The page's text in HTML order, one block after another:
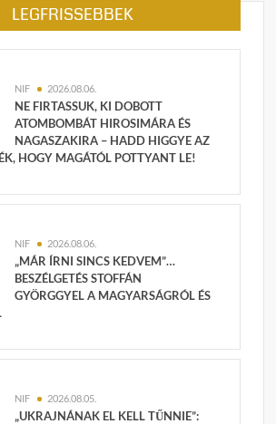
LEGFRISSEBBEK
NIF 2026.08.06.
NE FIRTASSUK, KI DOBOTT
ATOMBOMBÁT HIROSIMÁRA ÉS
NAGASZAKIRA – HADD HIGGYE AZ
HOGY MAGÁTÓL POTTYANT LE!
NIF 2026.08.06.
„MÁR ÍRNI SINCS KEDVEM”…
BESZÉLGETÉS STOFFÁN
GYÖRGGYEL A MAGYARSÁGRÓL ÉS
NIF 2026.08.05.
„UKRAJNÁNAK EL KELL TŰNNIE”: